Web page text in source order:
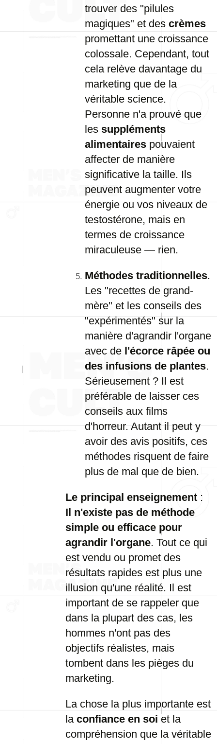
trouver des "pilules
magiques" et des crèmes
promettant une croissance
colossale. Cependant, tout
cela relève davantage du
marketing que de la
véritable science.
Personne n'a prouvé que
les suppléments
alimentaires pouvaient
affecter de manière
significative la taille. Ils
peuvent augmenter votre
énergie ou vos niveaux de
testostérone, mais en
termes de croissance
miraculeuse — rien.
Méthodes traditionnelles.
Les "recettes de grand-
mère" et les conseils des
"expérimentés" sur la
manière d'agrandir l'organe
avec de l'écorce râpée ou
des infusions de plantes.
Sérieusement ? Il est
préférable de laisser ces
conseils aux films
d'horreur. Autant il peut y
avoir des avis positifs, ces
méthodes risquent de faire
plus de mal que de bien.
Le principal enseignement :
Il n'existe pas de méthode
simple ou efficace pour
agrandir l'organe. Tout ce qui
est vendu ou promet des
résultats rapides est plus une
illusion qu'une réalité. Il est
important de se rappeler que
dans la plupart des cas, les
hommes n'ont pas des
objectifs réalistes, mais
tombent dans les pièges du
marketing.
La chose la plus importante est
la confiance en soi et la
compréhension que la véritable